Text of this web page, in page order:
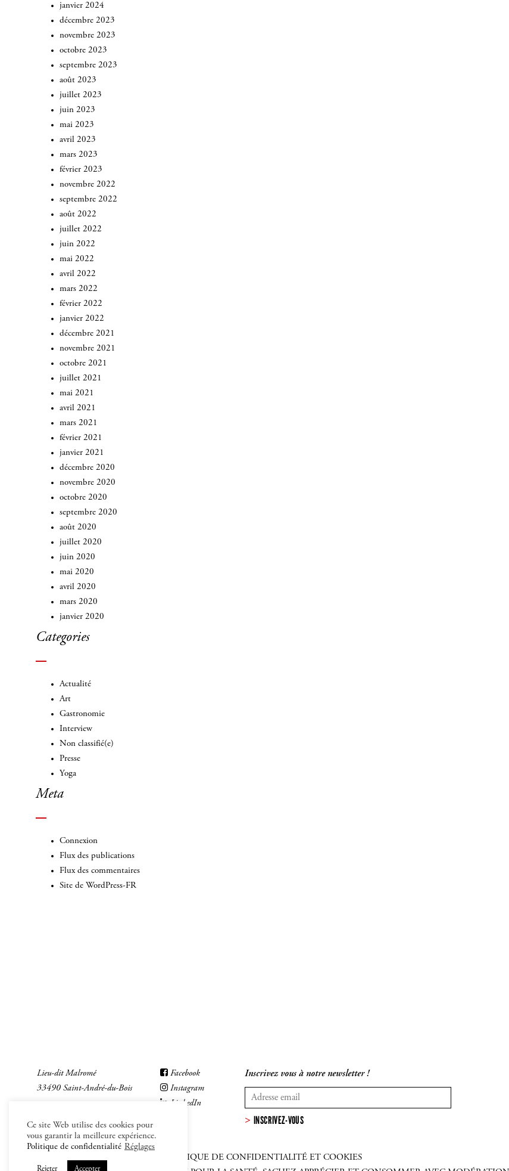
janvier 2024
décembre 2023
novembre 2023
octobre 2023
septembre 2023
août 2023
juillet 2023
juin 2023
mai 2023
avril 2023
mars 2023
février 2023
novembre 2022
septembre 2022
août 2022
juillet 2022
juin 2022
mai 2022
avril 2022
mars 2022
février 2022
janvier 2022
décembre 2021
novembre 2021
octobre 2021
juillet 2021
mai 2021
avril 2021
mars 2021
février 2021
janvier 2021
décembre 2020
novembre 2020
octobre 2020
septembre 2020
août 2020
juillet 2020
juin 2020
mai 2020
avril 2020
mars 2020
janvier 2020
Categories
Actualité
Art
Gastronomie
Interview
Non classifié(e)
Presse
Yoga
Meta
Connexion
Flux des publications
Flux des commentaires
Site de WordPress-FR
Lieu-dit Malromé
33490 Saint-André-du-Bois
Facebook
Instagram
LinkedIn
Inscrivez vous à notre newsletter !
INSCRIVEZ-VOUS
POLITIQUE DE CONFIDENTIALITÉ ET COOKIES
Ce site Web utilise des cookies pour
vous garantir la meilleure expérience.
Politique de confidentialité Réglages